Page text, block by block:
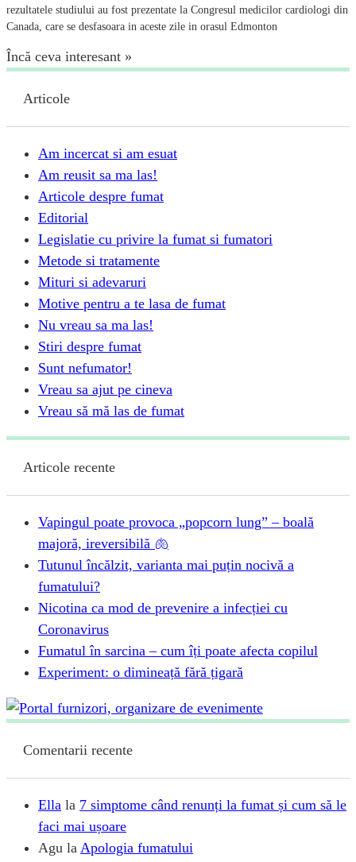
rezultatele studiului au fost prezentate la Congresul medicilor cardiologi din
Canada, care se desfasoara in aceste zile in orasul Edmonton
Încă ceva interesant »
Articole
Am incercat si am esuat
Am reusit sa ma las!
Articole despre fumat
Editorial
Legislatie cu privire la fumat si fumatori
Metode si tratamente
Mituri si adevaruri
Motive pentru a te lasa de fumat
Nu vreau sa ma las!
Stiri despre fumat
Sunt nefumator!
Vreau sa ajut pe cineva
Vreau să mă las de fumat
Articole recente
Vapingul poate provoca „popcorn lung” – boală
majoră, ireversibilă 🫁
Tutunul încălzit, varianta mai puțin nocivă a
fumatului?
Nicotina ca mod de prevenire a infecției cu
Coronavirus
Fumatul în sarcina – cum îți poate afecta copilul
Experiment: o dimineață fără țigară
Comentarii recente
Ella la 7 simptome când renunți la fumat și cum să le
faci mai ușoare
Agu la Apologia fumatului